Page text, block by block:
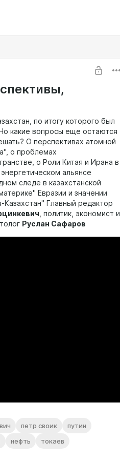
по итогу которого был
какие вопросы еще остаются
О перспективах атомной
о проблемах
о Роли Китая и Ирана в
альянсе
следе в казахстанской
Евразии и значении
Казахстан" Главный редактор
, политик, экономист и
Руслан Сафаров
петр своик
путин
нефть токаев